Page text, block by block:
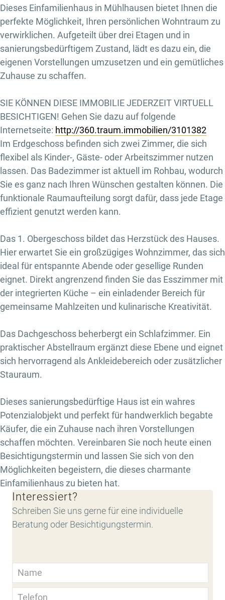
Dieses Einfamilienhaus in Mühlhausen bietet Ihnen die
perfekte Möglichkeit, Ihren persönlichen Wohntraum zu
verwirklichen. Aufgeteilt über drei Etagen und in
sanierungsbedürftigem Zustand, lädt es dazu ein, die
eigenen Vorstellungen umzusetzen und ein gemütliches
Zuhause zu schaffen.
SIE KÖNNEN DIESE IMMOBILIE JEDERZEIT VIRTUELL
BESICHTIGEN! Gehen Sie dazu auf folgende
Internetseite: http://360.traum.immobilien/3101382
Im Erdgeschoss befinden sich zwei Zimmer, die sich
flexibel als Kinder-, Gäste- oder Arbeitszimmer nutzen
lassen. Das Badezimmer ist aktuell im Rohbau, wodurch
Sie es ganz nach Ihren Wünschen gestalten können. Die
funktionale Raumaufteilung sorgt dafür, dass jede Etage
effizient genutzt werden kann.
Das 1. Obergeschoss bildet das Herzstück des Hauses.
Hier erwartet Sie ein großzügiges Wohnzimmer, das sich
ideal für entspannte Abende oder gesellige Runden
eignet. Direkt angrenzend finden Sie das Esszimmer mit
der integrierten Küche – ein einladender Bereich für
gemeinsame Mahlzeiten und kulinarische Kreativität.
Das Dachgeschoss beherbergt ein Schlafzimmer. Ein
praktischer Abstellraum ergänzt diese Ebene und eignet
sich hervorragend als Ankleidebereich oder zusätzlicher
Stauraum.
Dieses sanierungsbedürftige Haus ist ein wahres
Potenzialobjekt und perfekt für handwerklich begabte
Käufer, die ein Zuhause nach ihren Vorstellungen
schaffen möchten. Vereinbaren Sie noch heute einen
Besichtigungstermin und lassen Sie sich von den
Möglichkeiten begeistern, die dieses charmante
Einfamilienhaus zu bieten hat.
Interessiert?
Schreiben Sie uns gerne für eine individuelle
Beratung oder Besichtigungstermin.